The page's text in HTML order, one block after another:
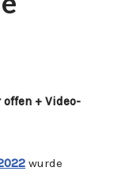
+ Video-
wurde